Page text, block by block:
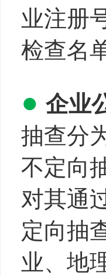
业注册
检查名
● 企业
抽查分
不定向
对其通
定向抽
业、地